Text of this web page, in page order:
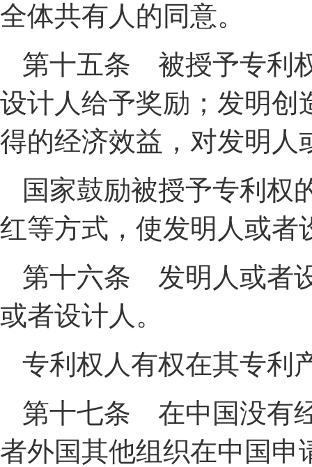
全体共有人的同意。
第十五条 被授予专利
设计人给予奖励；发明创
得的经济效益，对发明人
国家鼓励被授予专利权
红等方式，使发明人或者
第十六条 发明人或者
或者设计人。
专利权人有权在其专利
第十七条 在中国没有
者外国其他组织在中国申